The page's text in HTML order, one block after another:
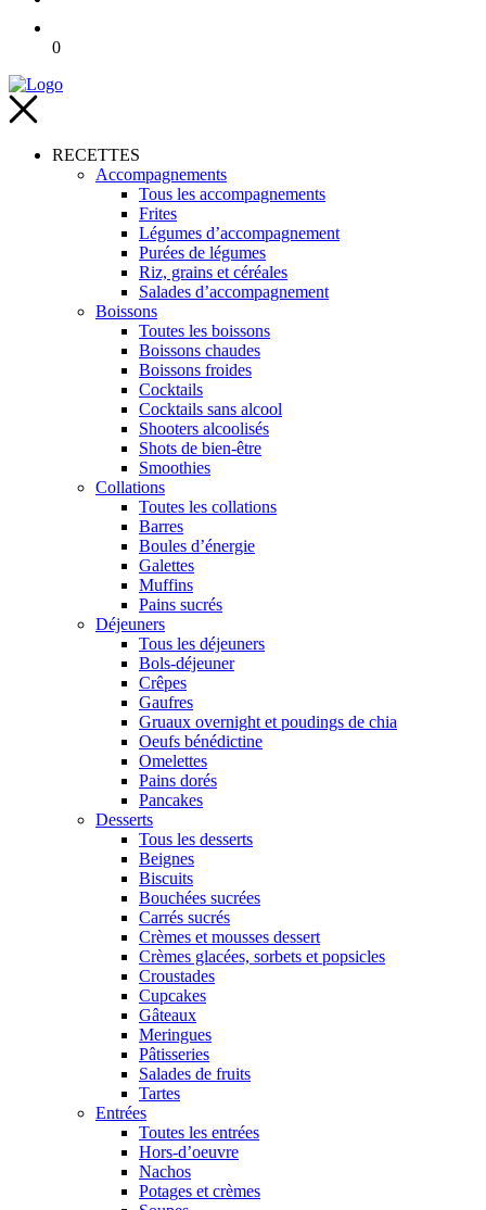
0
RECETTES
Accompagnements
Tous les accompagnements
Frites
Légumes d’accompagnement
Purées de légumes
Riz, grains et céréales
Salades d’accompagnement
Boissons
Toutes les boissons
Boissons chaudes
Boissons froides
Cocktails
Cocktails sans alcool
Shooters alcoolisés
Shots de bien-être
Smoothies
Collations
Toutes les collations
Barres
Boules d’énergie
Galettes
Muffins
Pains sucrés
Déjeuners
Tous les déjeuners
Bols-déjeuner
Crêpes
Gaufres
Gruaux overnight et poudings de chia
Oeufs bénédictine
Omelettes
Pains dorés
Pancakes
Desserts
Tous les desserts
Beignes
Biscuits
Bouchées sucrées
Carrés sucrés
Crèmes et mousses dessert
Crèmes glacées, sorbets et popsicles
Croustades
Cupcakes
Gâteaux
Meringues
Pâtisseries
Salades de fruits
Tartes
Entrées
Toutes les entrées
Hors-d’oeuvre
Nachos
Potages et crèmes